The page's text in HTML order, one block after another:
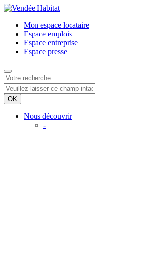
Mon espace locataire
Espace emplois
Espace entreprise
Espace presse
Nous découvrir
-